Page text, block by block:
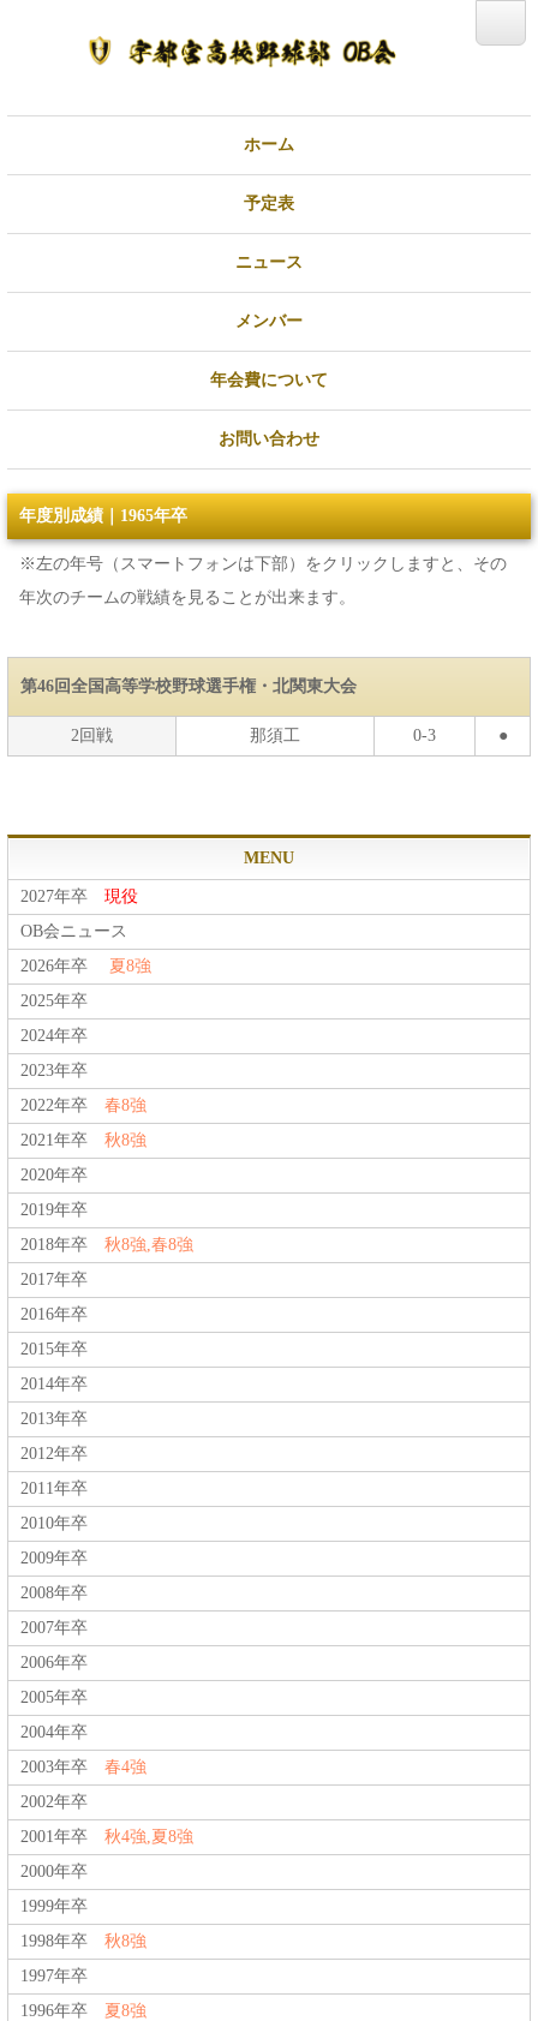
ホーム
予定表
ニュース
メンバー
年会費について
お問い合わせ
年度別成績｜1965年卒
※左の年号（スマートフォンは下部）をクリックしますと、その
年次のチームの戦績を見ることが出来ます。
第46回全国高等学校野球選手権・北関東大会
2回戦 那須工 0-3 ●
MENU
2027年卒 現役
OB会ニュース
2026年卒
夏8強
2025年卒
2024年卒
2023年卒
2022年卒 春8強
2021年卒 秋8強
2020年卒
2019年卒
2018年卒 秋8強,春8強
2017年卒
2016年卒
2015年卒
2014年卒
2013年卒
2012年卒
2011年卒
2010年卒
2009年卒
2008年卒
2007年卒
2006年卒
2005年卒
2004年卒
2003年卒 春4強
2002年卒
2001年卒 秋4強,夏8強
2000年卒
1999年卒
1998年卒 秋8強
1997年卒
1996年卒 夏8強